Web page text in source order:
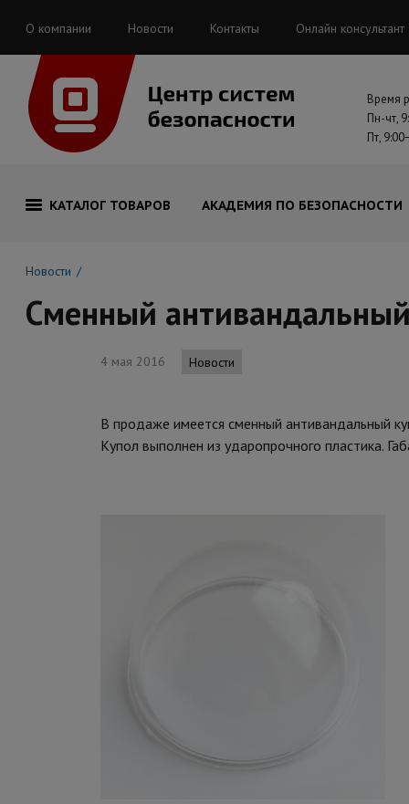
О компании Новости Контакты Онлайн консультант
Время
Пн-чт,
Пт,
КАТАЛОГ ТОВАРОВ АКАДЕМИЯ ПО БЕЗОПАСНОСТИ
Новости
Сменный
4 мая 2016 Новости
В продаже имеется сменный антивандальный
Купол выполнен из ударопрочного пластика.